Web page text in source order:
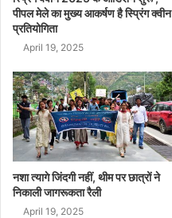
पीपल मेले का मुख्य आकर्षण है स्प्रिंग क्वीन
प्रतियोगिता
April 19, 2025
नशा त्यागे जिंदगी नहीं, थीम पर छात्रों ने
निकाली जागरूकता रैली
April 19, 2025